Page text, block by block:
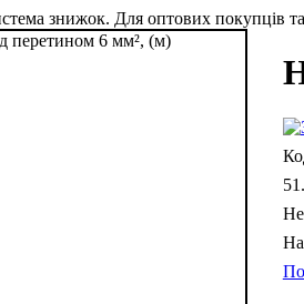
знижок. Для оптових покупців
51 .